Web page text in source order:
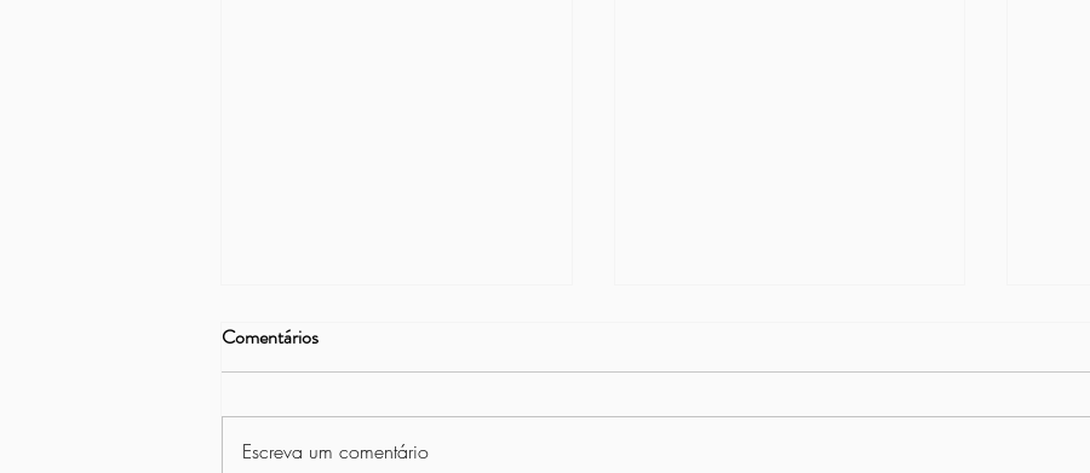
Comentários
Escreva um comentário